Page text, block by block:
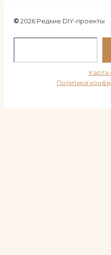
© 2026 Редкие DIY-проекты
Карта
Политика